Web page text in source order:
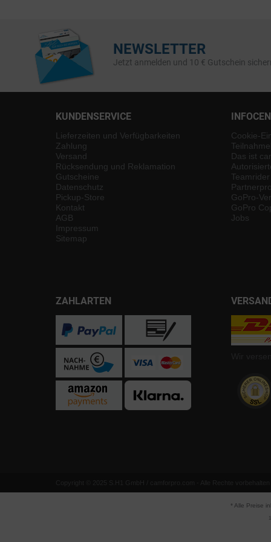
NEWSLETTER
Jetzt anmelden und 10 € Gutschein
KUNDENSERVICE
Lieferzeiten und Verfügbarkeiten
Zahlung
Versand
Rücksendung und Reklamation
Gutscheine
Datenschutz
Pickup-Store
Kontakt
AGB
Impressum
Sitemap
Cookie-
Das ist
Teamrider
GoPro-
GoPro
Jobs
ZAHLARTEN
Copyright © 2025 S.H1 GmbH / camforpro.com - Alle Rechte vorbehalten
* Alle Preise
1